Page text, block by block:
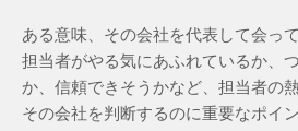
ある意味、その会社を代表して会っ
担当者がやる気にあふれているか、
か、信頼できそうかなど、担当者の
その会社を判断するのに重要なポイン